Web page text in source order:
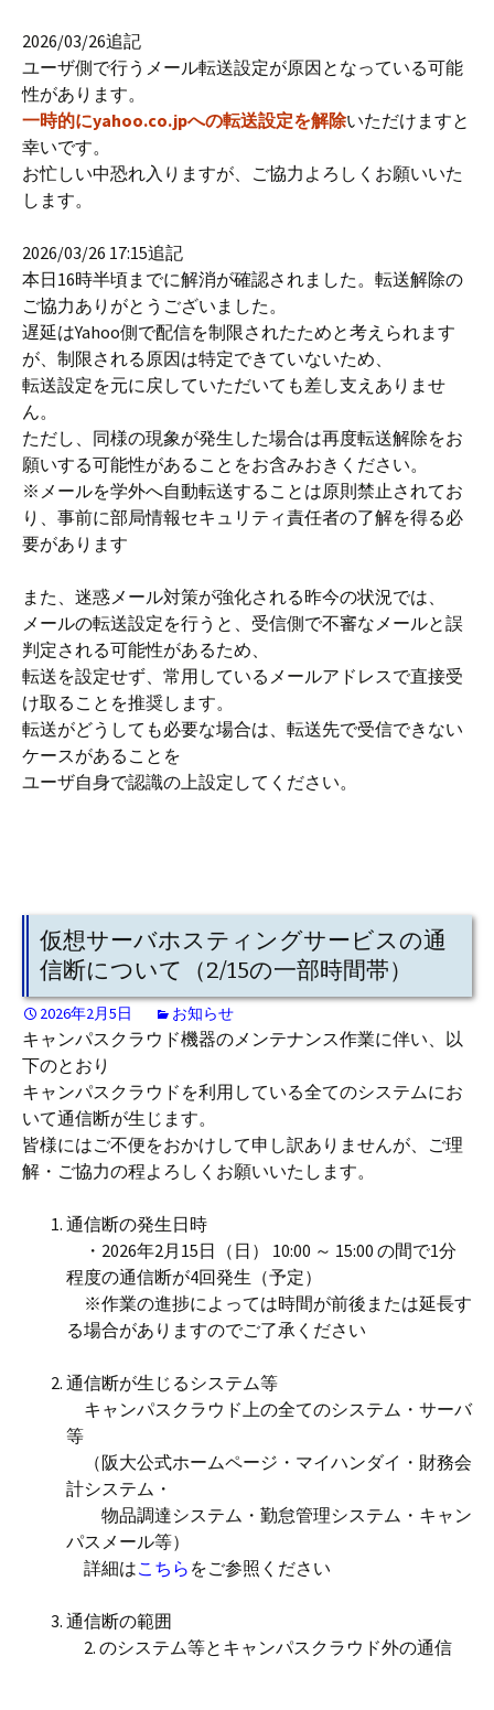
2026/03/26追記
ユーザ側で行うメール転送設定が原因となっている可能
性があります。
一時的にyahoo.co.jpへの転送設定を解除いただけますと
幸いです。
お忙しい中恐れ入りますが、ご協力よろしくお願いいた
します。
2026/03/26 17:15追記
本日16時半頃までに解消が確認されました。転送解除の
ご協力ありがとうございました。
遅延はYahoo側で配信を制限されたためと考えられます
が、制限される原因は特定できていないため、
転送設定を元に戻していただいても差し支えありませ
ん。
ただし、同様の現象が発生した場合は再度転送解除をお
願いする可能性があることをお含みおきください。
※メールを学外へ自動転送することは原則禁止されてお
り、事前に部局情報セキュリティ責任者の了解を得る必
要があります
また、迷惑メール対策が強化される昨今の状況では、
メールの転送設定を行うと、受信側で不審なメールと誤
判定される可能性があるため、
転送を設定せず、常用しているメールアドレスで直接受
け取ることを推奨します。
転送がどうしても必要な場合は、転送先で受信できない
ケースがあることを
ユーザ自身で認識の上設定してください。
仮想サーバホスティングサービスの通
信断について（2/15の一部時間帯）
2026年2月5日 お知らせ
キャンパスクラウド機器のメンテナンス作業に伴い、以
下のとおり
キャンパスクラウドを利用している全てのシステムにお
いて通信断が生じます。
皆様にはご不便をおかけして申し訳ありませんが、ご理
解・ご協力の程よろしくお願いいたします。
通信断の発生日時
・2026年2月15日（日） 10:00 ～ 15:00 の間で1分
程度の通信断が4回発生（予定）
※作業の進捗によっては時間が前後または延長す
る場合がありますのでご了承ください
通信断が生じるシステム等
キャンパスクラウド上の全てのシステム・サーバ
等
（阪大公式ホームページ・マイハンダイ・財務会
計システム・
物品調達システム・勤怠管理システム・キャン
パスメール等）
詳細はこちら をご参照ください
通信断の範囲
2. のシステム等とキャンパスクラウド外の通信